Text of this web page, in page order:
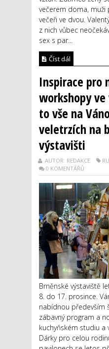
večerem doma,
večeři ve dvou.
z nich vůbec
sex s par...
Číst dál
Inspirace pro
workshopy
to vše na
veletrzích na
výstavišti
AUTOR: REDAKCE
0 KOMENTÁŘŮ
Brněnské výstaviště
8. do 17. prosince.
nabídnou především
zábavný program a
kuchyňském studiu a
Dárky pro celou